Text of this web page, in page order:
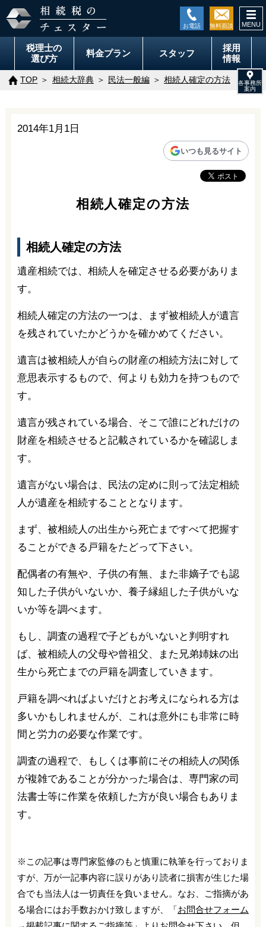
税理士の
選び方
料金プラン スタッフ
採用
情報
TOP 相続大辞典 民法一般編 相続人確定の方法
2014年1月1日
いつも見るサイト
相続人確定の方法
相続人確定の方法
遺産相続では、相続人を確定させる必要がありま
す。
相続人確定の方法の一つは、まず被相続人が遺言
を残されていたかどうかを確かめてください。
遺言は被相続人が自らの財産の相続方法に対して
意思表示するもので、何よりも効力を持つもので
す。
遺言が残されている場合、そこで誰にどれだけの
財産を相続させると記載されているかを確認しま
す。
遺言がない場合は、民法の定めに則って法定相続
人が遺産を相続することとなります。
まず、被相続人の出生から死亡まですべて把握す
ることができる戸籍をたどって下さい。
配偶者の有無や、子供の有無、また非嫡子でも認
知した子供がいないか、養子縁組した子供がいな
いか等を調べます。
もし、調査の過程で子どもがいないと判明すれ
ば、被相続人の父母や曾祖父、また兄弟姉妹の出
生から死亡までの戸籍を調査していきます。
戸籍を調べればよいだけとお考えになられる方は
多いかもしれませんが、これは意外にも非常に時
間と労力の必要な作業です。
調査の過程で、もしくは事前にその相続人の関係
が複雑であることが分かった場合は、専門家の司
法書士等に作業を依頼した方が良い場合もありま
す。
※この記事は専門家監修のもと慎重に執筆を行っておりま
すが、万が一記事内容に誤りがあり読者に損害が生じた場
合でも当法人は一切責任を負いません。なお、ご指摘があ
る場合にはお手数おかけ致しますが、「お問合せフォーム